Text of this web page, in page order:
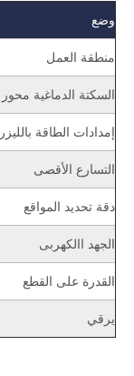
وضع
منطقة العمل
السكتة الدماغية محور XYZ
إمدادات الطاقة بالليزر
التسارع الأقصى
دقة تحديد المواقع
الجهد االكهربى
القدرة على القطع
يرقي